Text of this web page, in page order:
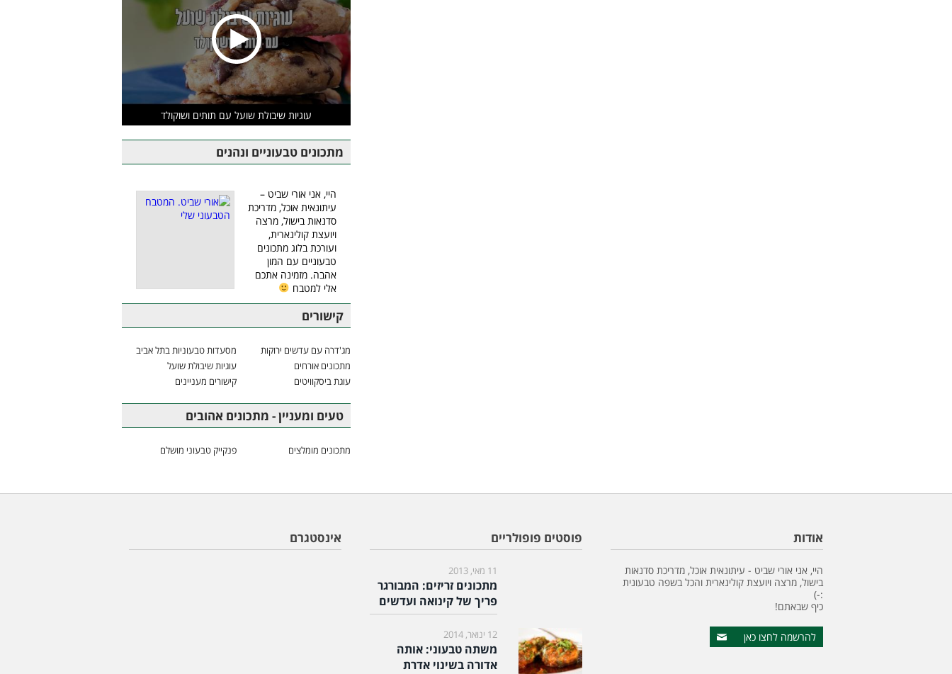
עוגיות שיבולת שועל עם תותים ושוקולד
מתכונים טבעוניים ונהנים
היי, אני אורי שביט –
עיתונאית אוכל, מדריכת
סדנאות בישול, מרצה
ויועצת קולינארית,
ועורכת בלוג מתכונים
טבעוניים עם המון
אהבה. מזמינה אתכם
אלי למטבח
קישורים
מג'דרה עם עדשים ירוקות
מסעדות טבעוניות בתל אביב
מתכונים אורחים
עוגיות שיבולת שועל
עוגת ביסקוויטים
קישורים מעניינים
טעים ומעניין - מתכונים אהובים
מתכונים מומלצים פנקייק טבעוני מושלם
אודות
היי, אני אורי שביט - עיתונאית אוכל, מדריכת סדנאות
בישול, מרצה ויועצת קולינארית והכל בשפה טבעונית
:-)
כיף שבאתם!
להרשמה לחצו כאן
פוסטים פופולריים
11 מאי, 2013
מתכונים זריזים: המבורגר
פריך של קינואה ועדשים
12 ינואר, 2014
משתה טבעוני: אותה
אדורה בשינוי אדרת
אינסטגרם